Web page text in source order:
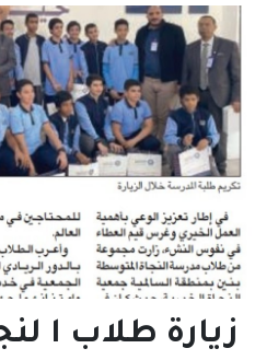
زيارة طلاب ا